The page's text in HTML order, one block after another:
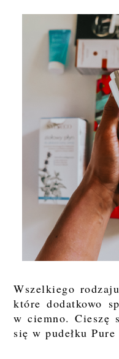
Wszelkiego
które dodatkowo
w ciemno. Cieszę
się w pudełku Pure